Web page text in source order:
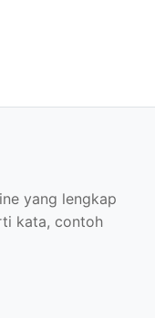
yang lengkap
kata, contoh